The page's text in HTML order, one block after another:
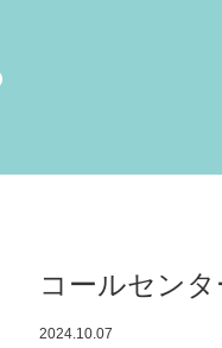
コールセン
2024.10.07